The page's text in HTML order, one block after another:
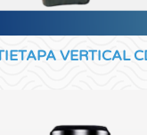
VERTICAL